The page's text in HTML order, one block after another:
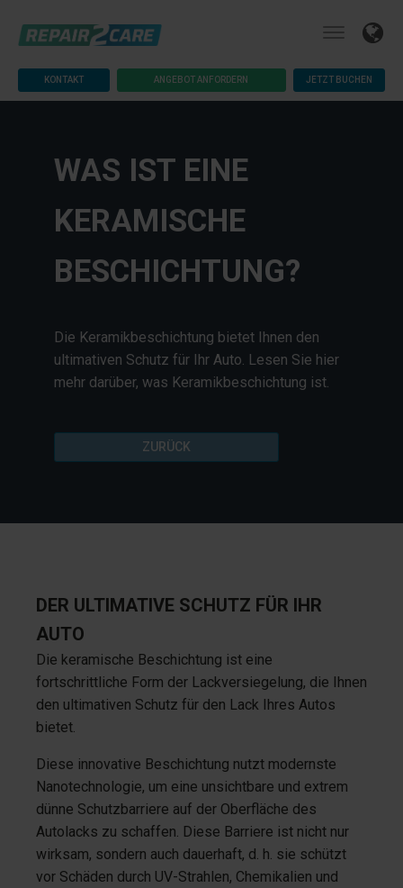
KONTAKT ANGEBOT ANFORDERN JETZT BUCHEN
WAS IST EINE
KERAMISCHE
BESCHICHTUNG?
Die Keramikbeschichtung bietet Ihnen den
ultimativen Schutz für Ihr Auto. Lesen Sie hier
mehr darüber, was Keramikbeschichtung ist.
ZURÜCK
DER ULTIMATIVE SCHUTZ FÜR IHR
AUTO
Die keramische Beschichtung ist eine
fortschrittliche Form der Lackversiegelung, die Ihnen
den ultimativen Schutz für den Lack Ihres Autos
bietet.
Diese innovative Beschichtung nutzt modernste
Nanotechnologie, um eine unsichtbare und extrem
dünne Schutzbarriere auf der Oberfläche des
Autolacks zu schaffen. Diese Barriere ist nicht nur
wirksam, sondern auch dauerhaft, d. h. sie schützt
vor Schäden durch UV-Strahlen, Chemikalien und